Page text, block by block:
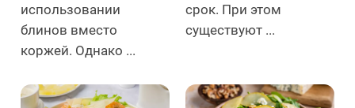
использовании
блинов вместо
коржей. Однако ...
срок. При этом
существуют ...